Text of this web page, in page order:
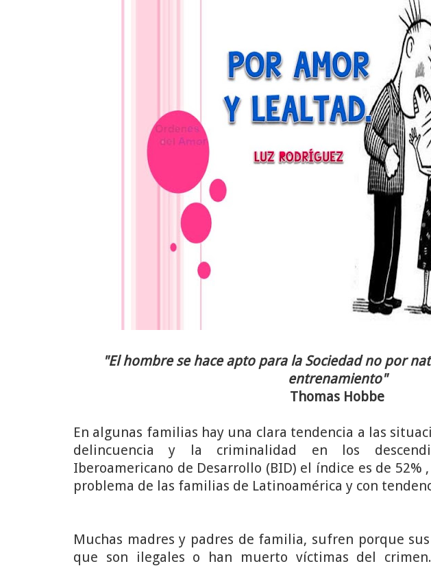
"El hombre se hace apto para la Sociedad no por
entrenamiento"
Thomas Hobbe
En algunas familias hay una clara tendencia a las
delincuencia y la criminalidad en los
Iberoamericano de Desarrollo (BID) el índice es de
problema de las familias de Latinoamérica y con
Muchas madres y padres de familia, sufren porque
que son ilegales o han muerto víctimas del